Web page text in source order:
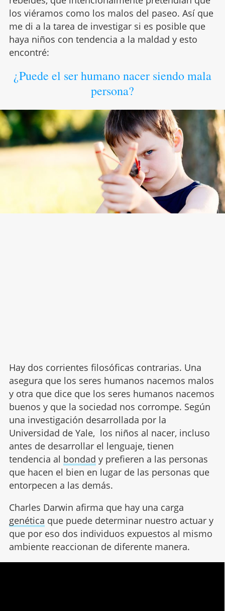
los viéramos como los malos del paseo. Así que
me di a la tarea de investigar si es posible que
haya niños con tendencia a la maldad y esto
encontré:
¿Puede el ser humano nacer siendo mala
persona?
Hay dos corrientes filosóficas contrarias. Una
asegura que los seres humanos nacemos malos
y otra que dice que los seres humanos nacemos
buenos y que la sociedad nos corrompe. Según
una investigación desarrollada por la
Universidad de Yale, los niños al nacer, incluso
antes de desarrollar el lenguaje, tienen
tendencia al bondad y prefieren a las personas
que hacen el bien en lugar de las personas que
entorpecen a las demás.
Charles Darwin afirma que hay una carga
genética que puede determinar nuestro actuar y
que por eso dos individuos expuestos al mismo
ambiente reaccionan de diferente manera.